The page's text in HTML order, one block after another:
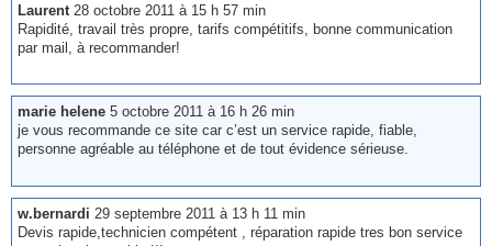
Laurent 28 octobre 2011 à 15 h 57 min
Rapidité, travail très propre, tarifs compétitifs, bonne communication
par mail, à recommander!
marie helene 5 octobre 2011 à 16 h 26 min
je vous recommande ce site car c’est un service rapide, fiable,
personne agréable au téléphone et de tout évidence sérieuse.
w.bernardi 29 septembre 2011 à 13 h 11 min
Devis rapide,technicien compétent , réparation rapide tres bon service